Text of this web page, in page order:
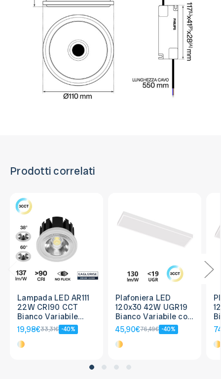
Prodotti correlati
Lampada LED AR111
22W CRI90 CCT
Bianco Variabile
Angolo 38°/60°
19,98€33,31€ -40%
Plafoniera LED
120x30 42W UGR19
Bianco Variabile con
driver Philips
45,90€76,49€ -40%